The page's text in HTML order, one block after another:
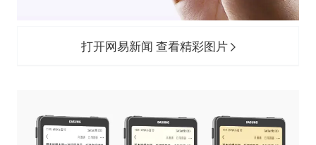
打开网易新闻 查看精彩图片